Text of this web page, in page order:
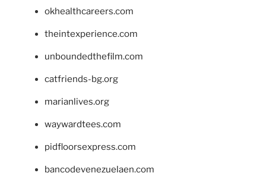
okhealthcareers.com
theintexperience.com
unboundedthefilm.com
catfriends-bg.org
marianlives.org
waywardtees.com
pidfloorsexpress.com
bancodevenezuelaen.com